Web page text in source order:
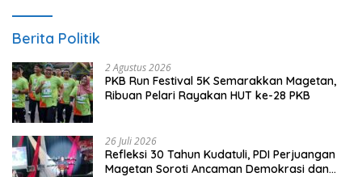
Berita Politik
2 Agustus 2026
PKB Run Festival 5K Semarakkan Magetan,
Ribuan Pelari Rayakan HUT ke-28 PKB
26 Juli 2026
Refleksi 30 Tahun Kudatuli, PDI Perjuangan
Magetan Soroti Ancaman Demokrasi dan